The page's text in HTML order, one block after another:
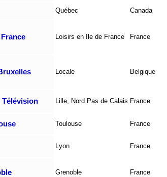
Québec Canada
Loisirs en Ile de France France
Locale Belgique
Télévision Lille, Nord Pas de Calais France
Toulouse France
Lyon France
Grenoble France